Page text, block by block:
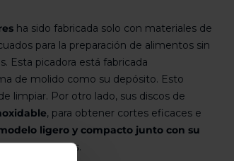
ha sido fabricada solo con materiales de
para la preparación de alimentos sin
Esta picadora está fabricada
de molido como su depósito. Esto
limpiar. Por otro lado, sus discos de
, para obtener cortes eficaces e
ligero y compacto junto con su
tus recetas.